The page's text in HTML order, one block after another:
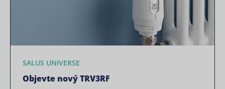
SALUS UNIVERSE
Objevte nový TRV3RF